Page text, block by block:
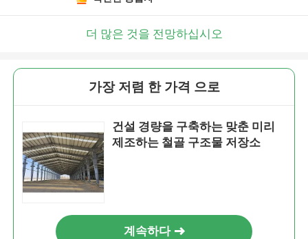
더 많은 것을 전망하십시오
가장 저렴 한 가격 으로
건설 경량을 구축하는 맞춘 미리
제조하는 철골 구조물 저장소
계속하다